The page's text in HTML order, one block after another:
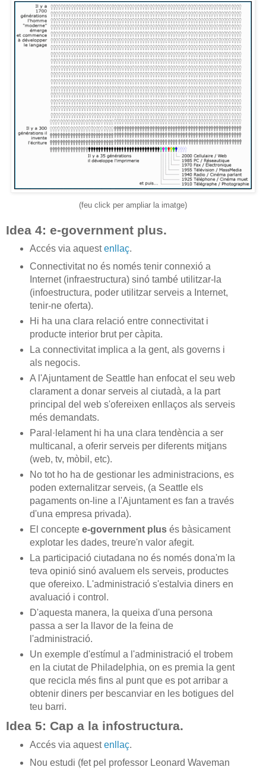
(feu click per ampliar la imatge)
Idea 4: e-government plus.
Accés via aquestenllaç.
Connectivitat no és només tenir connexió a
Internet (infraestructura) sinó també utilitzar-la
(infoestructura, poder utilitzar serveis a Internet,
tenir-ne oferta).
Hi ha una clara relació entre connectivitat i
producte interior brut per càpita.
La connectivitat implica a la gent, als governs i
als negocis.
A l'Ajuntament de Seattle han enfocat el seu web
clarament a donar serveis al ciutadà, a la part
principal del web s'ofereixen enllaços als serveis
més demandats.
Paral·lelament hi ha una clara tendència a ser
multicanal, a oferir serveis per diferents mitjans
(web, tv, mòbil, etc).
No tot ho ha de gestionar les administracions, es
poden externalitzar serveis, (a Seattle els
pagaments on-line a l'Ajuntament es fan a través
d'una empresa privada).
El concepte e-government plusés bàsicament
explotar les dades, treure'n valor afegit.
La participació ciutadana no és només dona'm la
teva opinió sinó avaluem els serveis, productes
que ofereixo. L'administració s'estalvia diners en
avaluació i control.
D'aquesta manera, la queixa d'una persona
passa a ser la llavor de la feina de
l'administració.
Un exemple d'estímul a l'administració el trobem
en la ciutat de Philadelphia, on es premia la gent
que recicla més fins al punt que es pot arribar a
obtenir diners per bescanviar en les botigues del
teu barri.
Idea 5: Cap a la infostructura.
Accés via aquestenllaç.
Nou estudi (fet pel professor Leonard Waveman